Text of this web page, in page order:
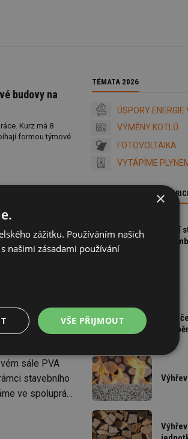
budovy na
Kurz má 8
formou týmové
na 11. ročník
sále PVA
stavebního
ve spolupráci
TÉMATA 2026
ÚSPORY
VÝMĚNY KOTLŮ
FOTOVOLTAIKA
VYTÁPÍME
STAVBA a TZB-info v
Čeští
v
teplé
×
zážitku. Používáním našich
našimi zásadami používání
VŠE PŘIJMOUT
soubory
Nezařazené
soubory